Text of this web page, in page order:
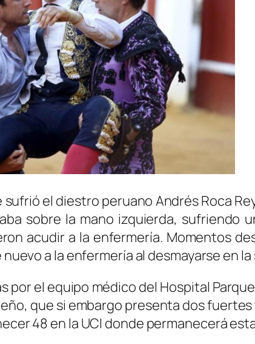
el diestro peruano Andrés Roca
sobre la mano izquierda, sufriendo
acudir a la enfermería. Momentos
a la enfermería al desmayarse en
por el equipo médico del Hospital
que si embargo presenta dos
48 en la UCI donde permanecerá